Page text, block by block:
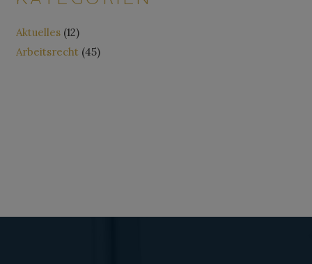
Aktuelles(12)
Arbeitsrecht (45)